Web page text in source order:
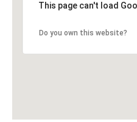
This page can't load
Do you own this website?